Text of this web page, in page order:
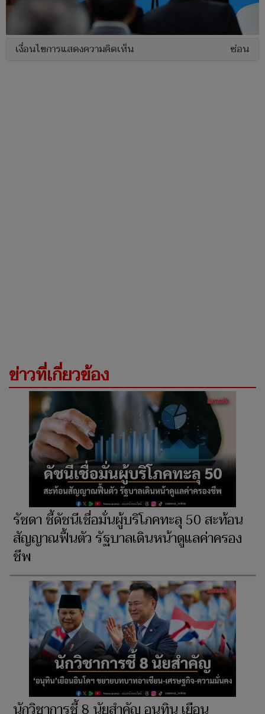
เงื่อนไขการแสดงความคิดเห็น ซ่อน
ข่าวที่เกี่ยวข้อง
รัชดา ชี้ดัชนีเชื่อมั่นผู้บริโภคทะลุ 50 สะท้อน
สัญญาณฟื้นตัว รัฐบาลเดินหน้าดูแลค่าครอง
ชีพ